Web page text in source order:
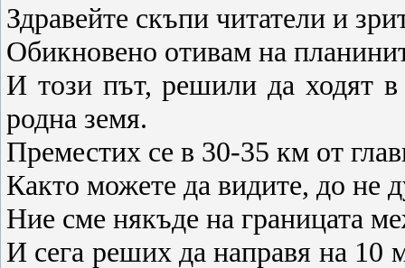
Здравейте скъпи читатели и
Обикновено отивам на
И този път, решили да ходят
родна земя.
Преместих се в 30-35 км от
Както можете да видите, до не
Ние сме някъде на границата
И сега реших да направя на 10